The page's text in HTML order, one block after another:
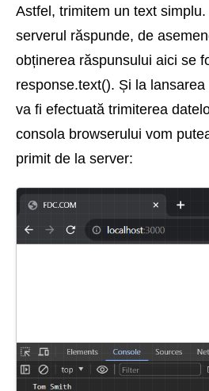
Astfel, trimitem un text
serverul răspunde, de
obținerea răspunsului aici se
response.text(). Și la
va fi efectuată trimiterea
consola browserului vom
primit de la server: